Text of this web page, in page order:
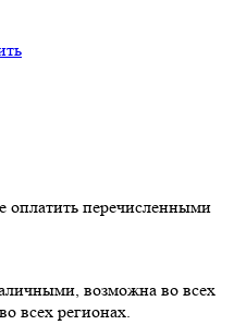
перечисленными
возможна во всех
всех регионах.